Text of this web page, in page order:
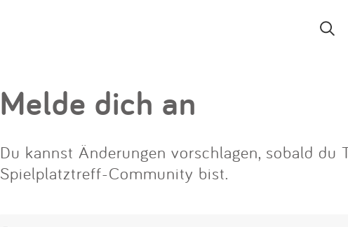
App
Melde dich an
Du kannst Änderungen vorschlagen, sobald du
Spielplatztreff-Community bist.